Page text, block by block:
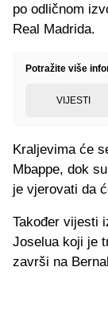
po odličnom
Real Madrida.
Potražite više
VIJESTI
Kraljevima će
Mbappe, dok
je vjerovati da
Također vijesti
Joselua koji je
završi na